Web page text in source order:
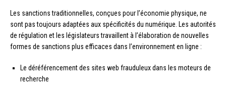
Les sanctions traditionnelles, conçues pour l’économie physique, ne
sont pas toujours adaptées aux spécificités du numérique. Les autorités
de régulation et les législateurs travaillent à l’élaboration de nouvelles
formes de sanctions plus efficaces dans l’environnement en ligne :
Le déréférencement des sites web frauduleux dans les moteurs de
recherche